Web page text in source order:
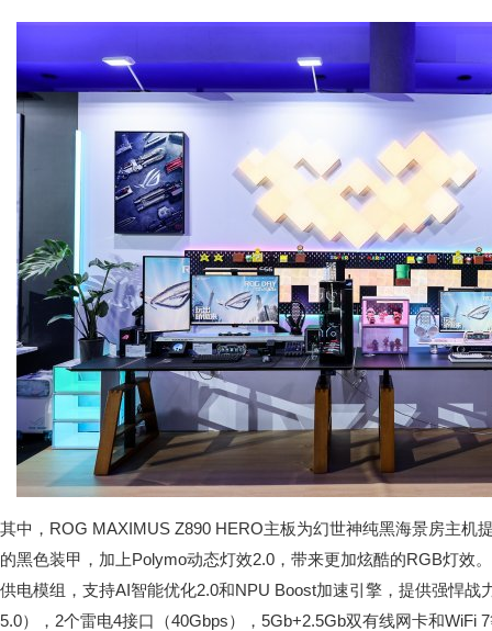
其中，ROG MAXIMUS Z890 HERO主板为幻世神纯黑海景房主机
的黑色装甲，加上Polymo动态灯效2.0，带来更加炫酷的RGB灯效
供电模组，支持AI智能优化2.0和NPU Boost加速引擎，提供强悍战
5.0），2个雷电4接口（40Gbps），5Gb+2.5Gb双有线网卡和WiFi